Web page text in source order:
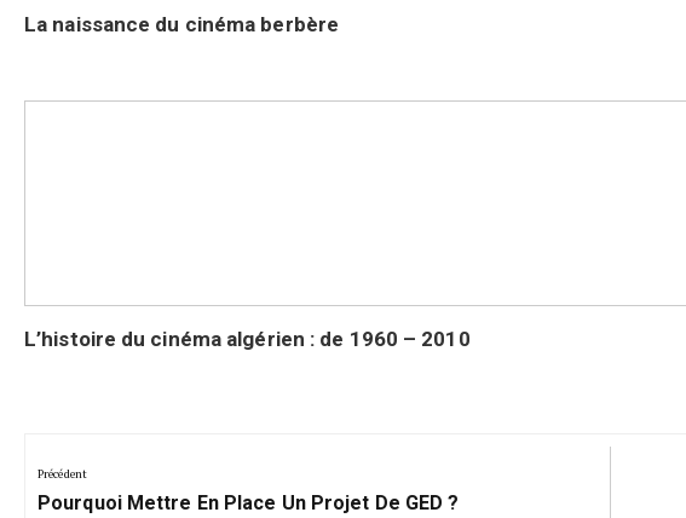
La naissance du cinéma berbère
L’histoire du cinéma algérien : de 1960 – 2010
de
Précédent
Précédent:
Pourquoi Mettre En Place Un Projet De GED ?